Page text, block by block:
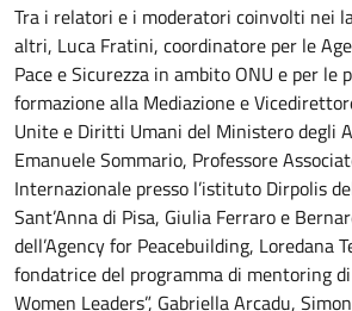
Tra i relatori e i moderatori coinvolti nei
altri, Luca Fratini, coordinatore per le
Pace e Sicurezza in ambito ONU e per le
formazione alla Mediazione e
Unite e Diritti Umani del Ministero degli
Emanuele Sommario, Professore
Internazionale presso l’istituto Dirpolis
Sant’Anna di Pisa, Giulia Ferraro e
dell’Agency for Peacebuilding, Loredana
fondatrice del programma di mentoring
Women Leaders”, Gabriella Arcadu,